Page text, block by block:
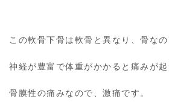
この軟骨下骨は軟骨と異なり、骨なの
神経が豊富で体重がかかると痛みが起
骨膜性の痛みなので、激痛です。